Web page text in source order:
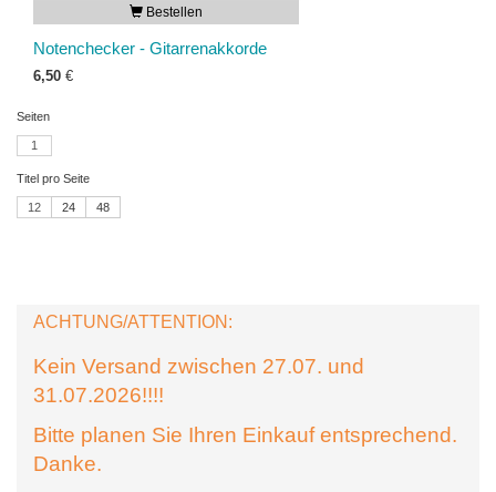
Bestellen
Notenchecker - Gitarrenakkorde
6,50 €
Seiten
1
Titel pro Seite
12 24 48
ACHTUNG/ATTENTION:
Kein Versand zwischen 27.07. und
31.07.2026!!!!
Bitte planen Sie Ihren Einkauf entsprechend.
Danke.